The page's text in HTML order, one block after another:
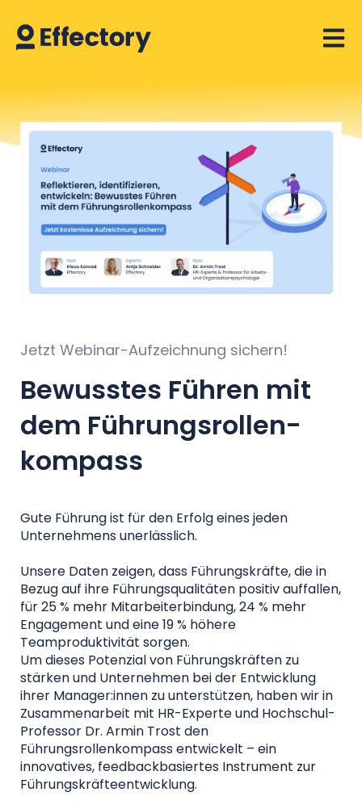
Open
Jetzt Webinar-Aufzeichnung sichern!
Bewusstes Führen mit
dem Führungsrollen-
kompass
Gute Führung ist für den Erfolg eines jeden
Unternehmens unerlässlich.
Unsere Daten zeigen, dass Führungskräfte, die in
Bezug auf ihre Führungsqualitäten positiv auffallen,
für 25 % mehr Mitarbeiterbindung, 24 % mehr
Engagement und eine 19 % höhere
Teamproduktivität sorgen.
Um dieses Potenzial von Führungskräften zu
stärken und Unternehmen bei der Entwicklung
ihrer Manager:innen zu unterstützen, haben wir in
Zusammenarbeit mit HR-Experte und Hochschul-
Professor Dr. Armin Trost den
Führungsrollenkompass entwickelt – ein
innovatives, feedbackbasiertes Instrument zur
Führungskräfteentwicklung.